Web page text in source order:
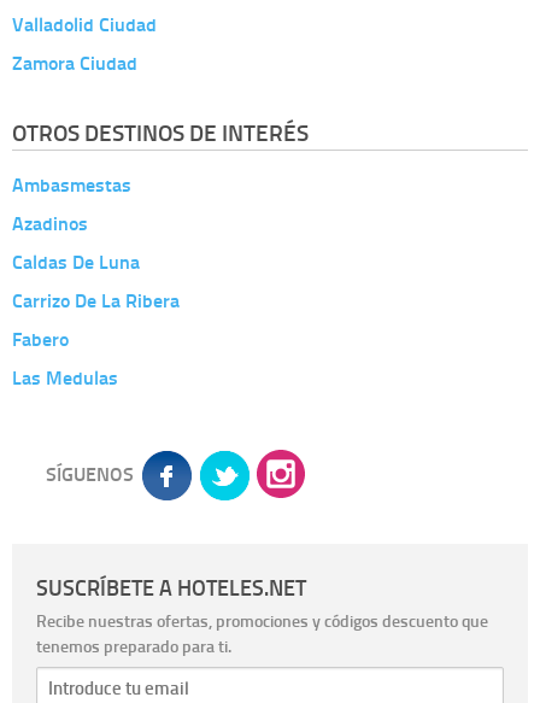
Valladolid Ciudad
Zamora Ciudad
OTROS DESTINOS DE INTERÉS
Ambasmestas
Azadinos
Caldas De Luna
Carrizo De La Ribera
Fabero
Las Medulas
SÍGUENOS
SUSCRÍBETE A HOTELES.NET
Recibe nuestras ofertas, promociones y códigos descuento que
tenemos preparado para ti.